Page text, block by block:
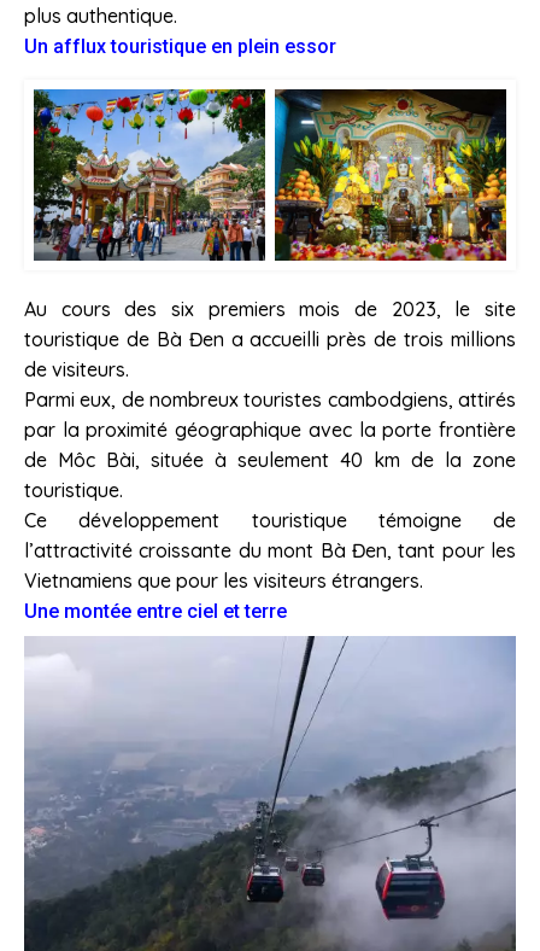
plus authentique.
Un afflux touristique en plein essor
Au cours des six premiers mois de 2023, le site
touristique de Bà Đen a accueilli près de trois millions
de visiteurs.
Parmi eux, de nombreux touristes cambodgiens, attirés
par la proximité géographique avec la porte frontière
de Môc Bài, située à seulement 40 km de la zone
touristique.
Ce développement touristique témoigne de
l’attractivité croissante du mont Bà Đen, tant pour les
Vietnamiens que pour les visiteurs étrangers.
Une montée entre ciel et terre